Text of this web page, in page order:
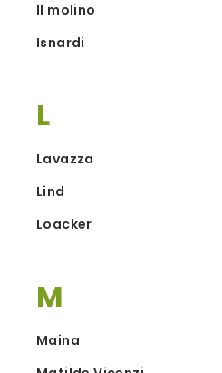
Il molino
Isnardi
L
Lavazza
Lind
Loacker
M
Maina